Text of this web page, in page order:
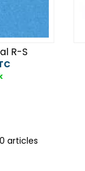
R-S
articles